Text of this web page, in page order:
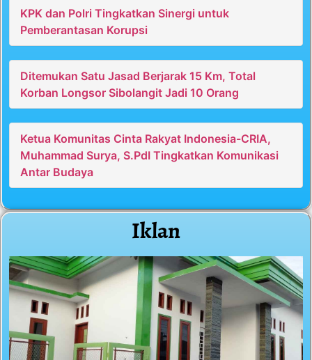
KPK dan Polri Tingkatkan Sinergi untuk
Pemberantasan Korupsi
Ditemukan Satu Jasad Berjarak 15 Km, Total
Korban Longsor Sibolangit Jadi 10 Orang
Ketua Komunitas Cinta Rakyat Indonesia-CRIA,
Muhammad Surya, S.PdI Tingkatkan Komunikasi
Antar Budaya
Iklan